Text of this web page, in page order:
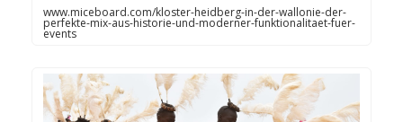
www.miceboard.com/kloster-heidberg-in-der-wallonie-der-
perfekte-mix-aus-historie-und-moderner-funktionalitaet-fuer-
events